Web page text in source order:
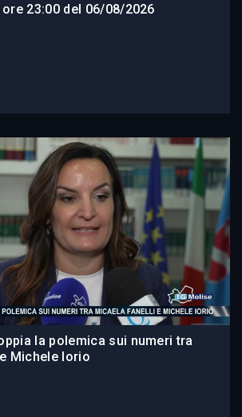
23:00 del 06/08/2026
la polemica sui numeri tra
Michele Iorio